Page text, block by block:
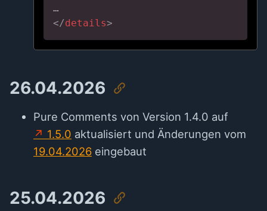
</details>
26.04.2026
Pure Comments von Version 1.4.0 auf
1.5.0 aktualisiert und Änderungen vom
19.04.2026 eingebaut
25.04.2026